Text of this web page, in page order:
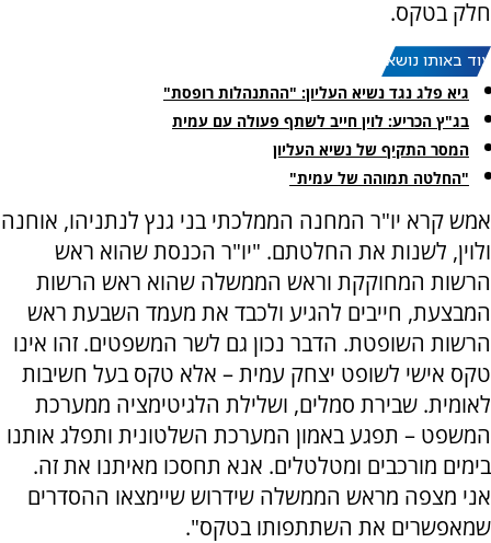
חלק בטקס.
עוד באותו נושא:
גיא פלג נגד נשיא העליון: "ההתנהלות רופסת"
בג"ץ הכריע: לוין חייב לשתף פעולה עם עמית
המסר התקיף של נשיא העליון
"החלטה תמוהה של עמית"
אמש קרא יו"ר המחנה הממלכתי בני גנץ לנתניהו, אוחנה
ולוין, לשנות את החלטתם. "יו"ר הכנסת שהוא ראש
הרשות המחוקקת וראש הממשלה שהוא ראש הרשות
המבצעת, חייבים להגיע ולכבד את מעמד השבעת ראש
הרשות השופטת. הדבר נכון גם לשר המשפטים. זהו אינו
טקס אישי לשופט יצחק עמית – אלא טקס בעל חשיבות
לאומית. שבירת סמלים, ושלילת הלגיטימציה ממערכת
המשפט – תפגע באמון המערכת השלטונית ותפלג אותנו
בימים מורכבים ומטלטלים. אנא תחסכו מאיתנו את זה.
אני מצפה מראש הממשלה שידרוש שיימצאו ההסדרים
שמאפשרים את השתתפותו בטקס".